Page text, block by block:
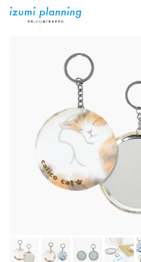
アイテム紹介
品質について
お問い合わせ